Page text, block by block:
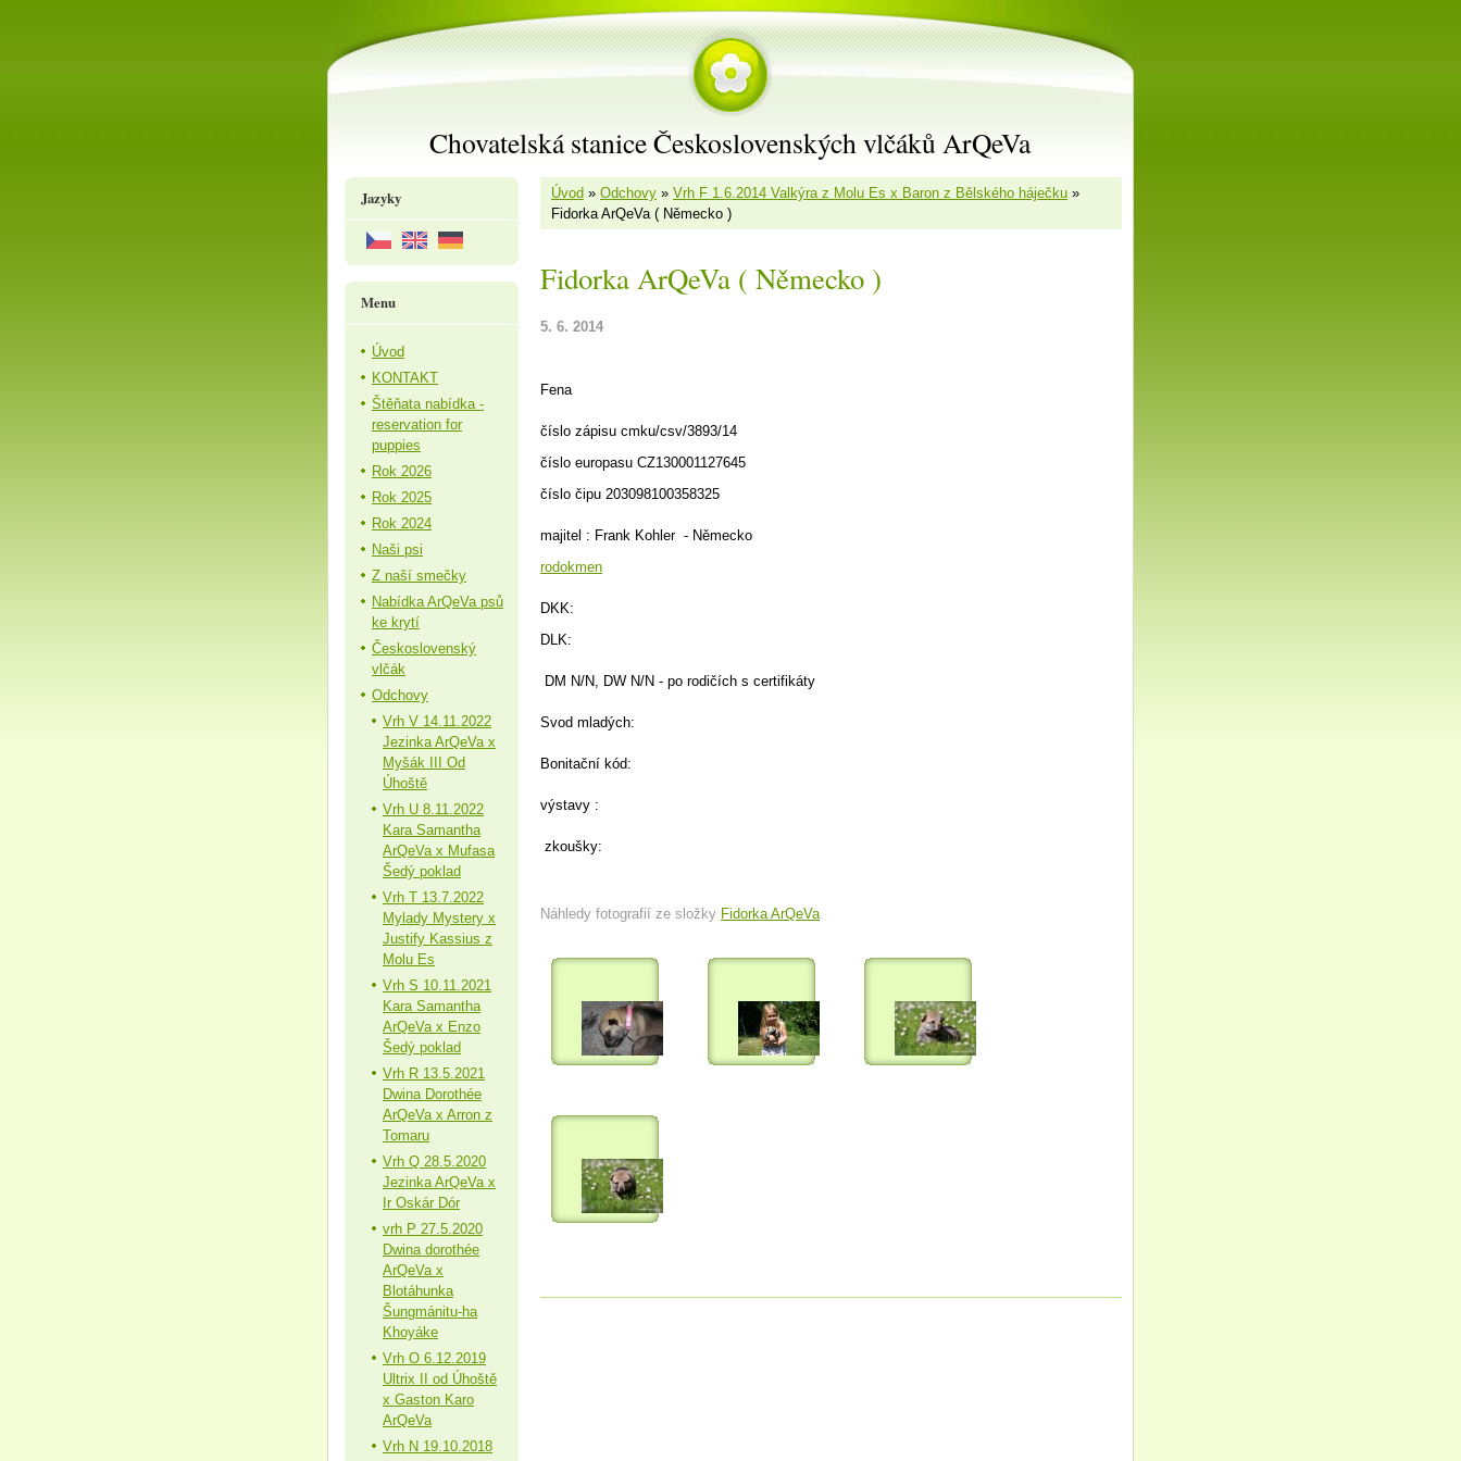
Chovatelská stanice Československých vlčáků ArQeVa
Úvod » Odchovy » Vrh F 1.6.2014 Valkýra z Molu Es x Baron z Bělského háječku »
Fidorka ArQeVa ( Německo )
Fidorka ArQeVa ( Německo )
5. 6. 2014
Fena
číslo zápisu cmku/csv/3893/14
číslo europasu CZ130001127645
číslo čipu 203098100358325
majitel : Frank Kohler - Německo
rodokmen
DKK:
DLK:
DM N/N, DW N/N - po rodičích s certifikáty
Svod mladých:
Bonitační kód:
výstavy :
zkoušky:
Náhledy fotografií ze složky Fidorka ArQeVa
Jazyky
Menu
Úvod
KONTAKT
Štěňata nabídka -
reservation for
puppies
Rok 2026
Rok 2025
Rok 2024
Naši psi
Z naší smečky
Nabídka ArQeVa psů
ke krytí
Československý
vlčák
Odchovy
Vrh V 14.11.2022
Jezinka ArQeVa x
Myšák III Od
Úhoště
Vrh U 8.11.2022
Kara Samantha
ArQeVa x Mufasa
Šedý poklad
Vrh T 13.7.2022
Mylady Mystery x
Justify Kassius z
Molu Es
Vrh S 10.11.2021
Kara Samantha
ArQeVa x Enzo
Šedý poklad
Vrh R 13.5.2021
Dwina Dorothée
ArQeVa x Arron z
Tomaru
Vrh Q 28.5.2020
Jezinka ArQeVa x
Ir Oskár Dór
vrh P 27.5.2020
Dwina dorothée
ArQeVa x
Blotáhunka
Šungmánitu-ha
Khoyáke
Vrh O 6.12.2019
Ultrix II od Úhoště
x Gaston Karo
ArQeVa
Vrh N 19.10.2018